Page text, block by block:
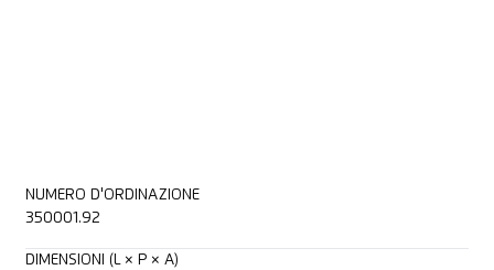
NUMERO D'ORDINAZIONE
350001.92
DIMENSIONI (L × P × A)